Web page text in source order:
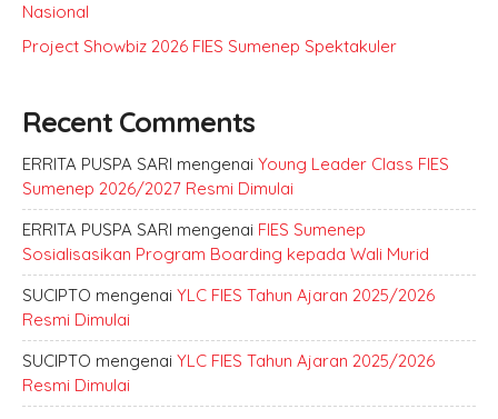
Nasional
Project Showbiz 2026 FIES Sumenep Spektakuler
Recent Comments
ERRITA PUSPA SARI mengenai Young Leader Class FIES
Sumenep 2026/2027 Resmi Dimulai
ERRITA PUSPA SARI mengenai FIES Sumenep
Sosialisasikan Program Boarding kepada Wali Murid
SUCIPTO mengenai YLC FIES Tahun Ajaran 2025/2026
Resmi Dimulai
SUCIPTO mengenai YLC FIES Tahun Ajaran 2025/2026
Resmi Dimulai